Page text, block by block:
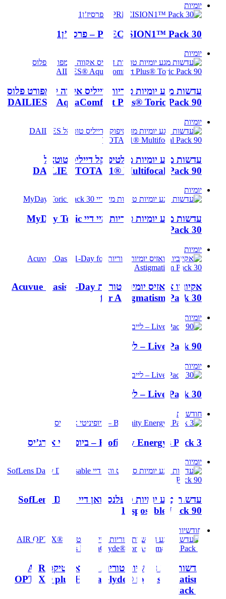
יומיות
PRECISION1™ Pack 30 – פרסיז’ן1
יומיות
עדשות מגע יומיות טוריות דייליס אקווה קומפורט פלוס
DAILIES® AquaComfort Plus® Toric Pack 90
יומיות
עדשות מגע יומיות מולטיפוקל דייליס טוטאל
DAILIES TOTAL1® Multifocal Pack 90
יומיות
עדשות מגע יומיות טוריות מיי דיי MyDay Toric
Pack 30
יומיות
אקיוביו אואזיס יומיות טוריות Acuvue Oasis 1-Day
for Astigmatism Pack 30
יומיות
Live Pack 90 – לייב
יומיות
Live Pack 30 – לייב
חודשיות
Biofinity Energys Pack 3 – ביופיניטי אנרג’יס
יומיות
עדשות מגע יומיות סופלנס וואן דיי SofLens Daily
Disposable Pack 90
חודשיות
עדשות מגע חודשיות טוריות אייר אופטיקס AIR
OPTIX® plus HydraGlyde® for Astigmatism
Pack 6